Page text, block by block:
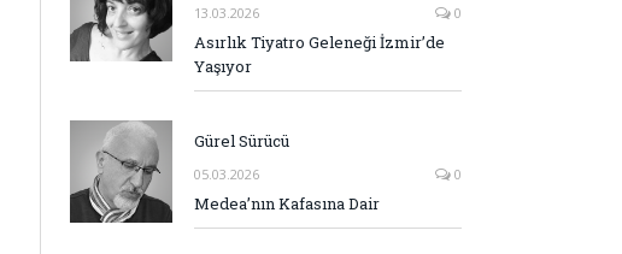
13.03.2026 0
Asırlık Tiyatro Geleneği İzmir’de
Yaşıyor
Gürel Sürücü
05.03.2026 0
Medea’nın Kafasına Dair